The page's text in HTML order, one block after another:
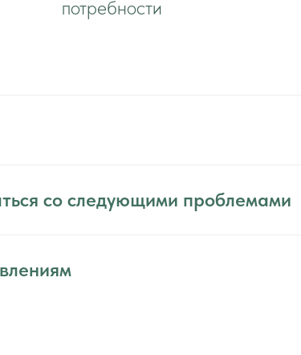
потребности
со следующими проблемами